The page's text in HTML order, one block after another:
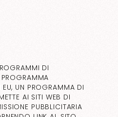
DI
UN PROGRAMMA DI
AI SITI WEB DI
PUBBLICITARIA